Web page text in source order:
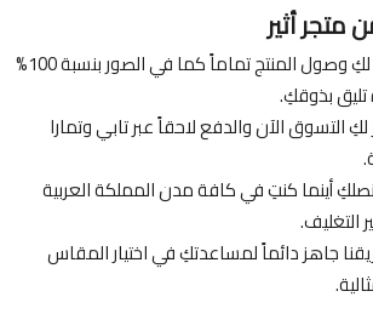
متجر أثير
نضمن لكِ وصول المنتج تماماً كما في الصور بنسبة 100%
بذوقكِ.
التسوق الآن والدفع لاحقاً عبر تابي وتمارا
نصلكِ أينما كنتِ في كافة مدن المملكة العربية
التغليف.
جاهز دائماً لمساعدتكِ في اختيار المقاس